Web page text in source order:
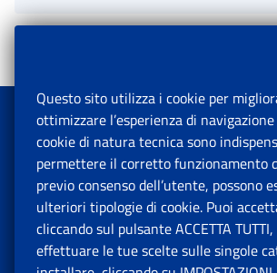
Il tuo contributo è prezioso per
Lasciaci la tua opinione
Questo sito utilizza i cookie per
ottimizzare l’esperienza di
cookie di natura tecnica sono
permettere il corretto funzionamento
previo consenso dell’utente, possono
ulteriori tipologie di cookie. Puoi
cliccando sul pulsante ACCETTA
effettuare le tue scelte sulle singole